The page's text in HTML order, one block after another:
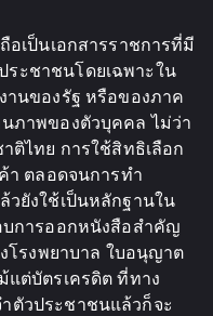
เป็นเอกสารราชการที่มี
ะชาชนโดยเฉพาะใน
านของรัฐ หรือของภาค
ภาพของตัวบุคคล ไม่ว่า
ติไทย การใช้สิทธิเลือก
า ตลอดจนการทำ
ยังใช้เป็นหลักฐานใน
บการออกหนังสือสำคัญ
โรงพยาบาล ใบอนุญาต
ต่บัตรเครดิต ที่ทาง
ตัวประชาชนแล้วก็จะ